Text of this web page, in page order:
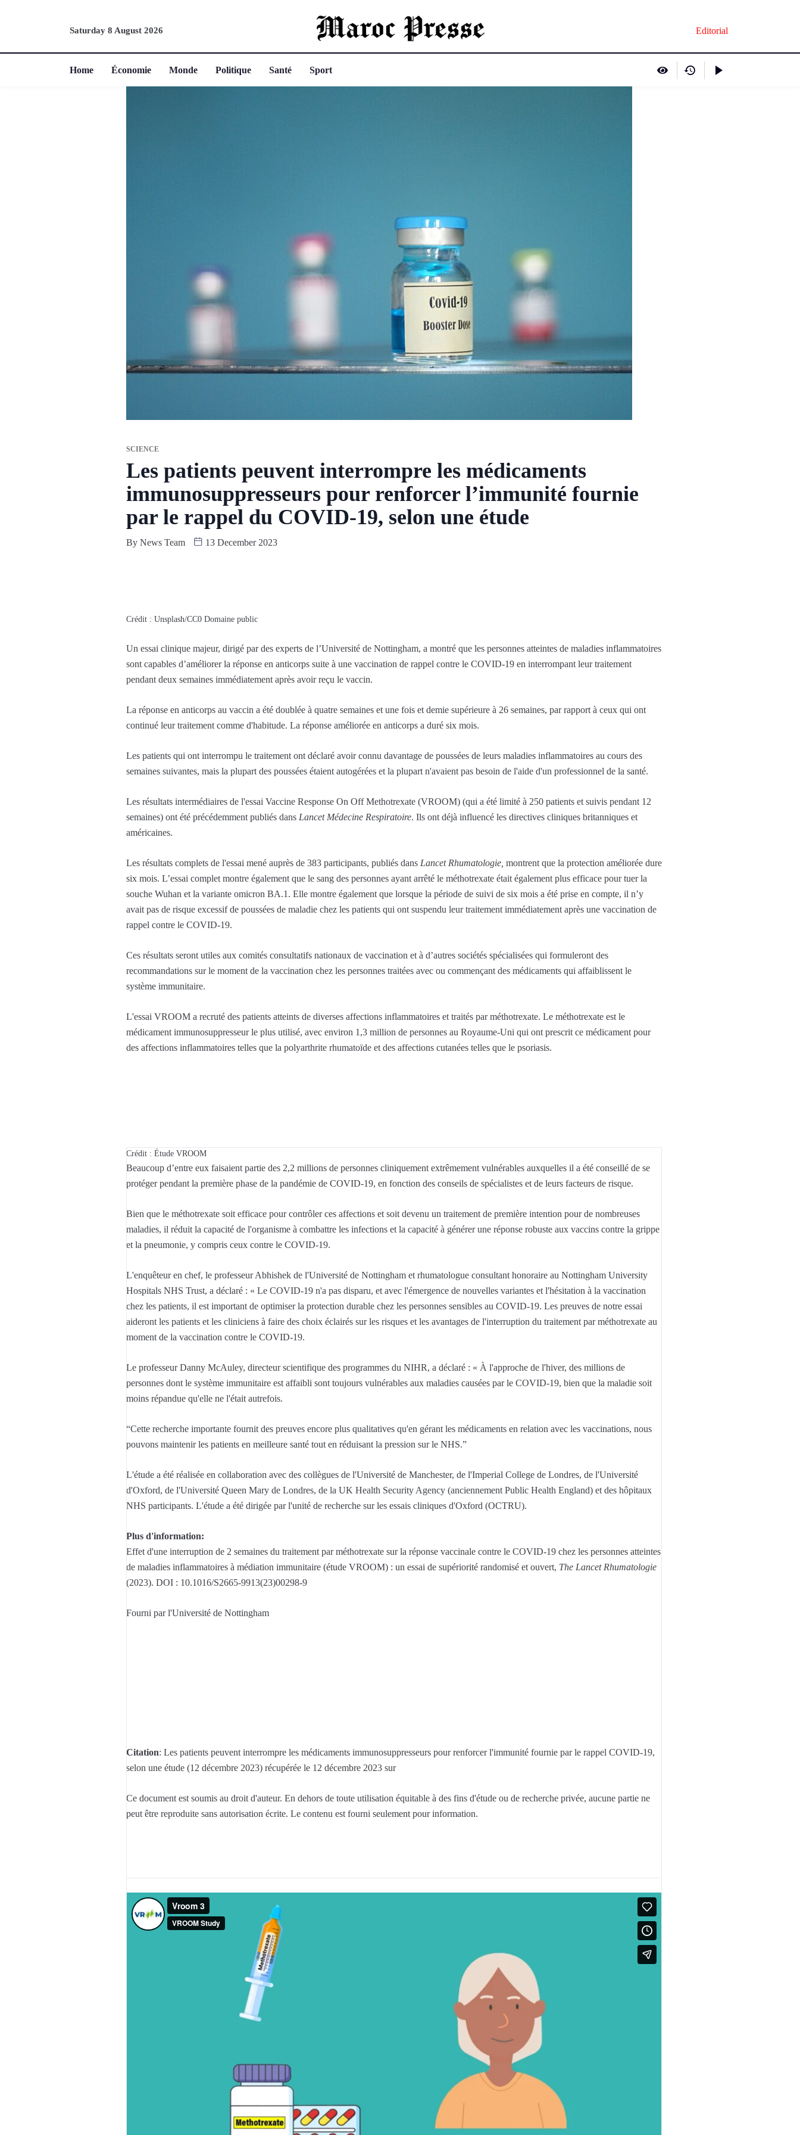
Saturday 8 August 2026 Editorial
Home Économie Monde Politique Santé Sport
SCIENCE
Les patients peuvent interrompre les médicaments
immunosuppresseurs pour renforcer l’immunité fournie
par le rappel du COVID-19, selon une étude
By News Team 13 December 2023
Crédit : Unsplash/CC0 Domaine public
Un essai clinique majeur, dirigé par des experts de l’Université de Nottingham, a montré que les personnes atteintes de maladies inflammatoires
sont capables d’améliorer la réponse en anticorps suite à une vaccination de rappel contre le COVID-19 en interrompant leur traitement
pendant deux semaines immédiatement après avoir reçu le vaccin.
La réponse en anticorps au vaccin a été doublée à quatre semaines et une fois et demie supérieure à 26 semaines, par rapport à ceux qui ont
continué leur traitement comme d'habitude. La réponse améliorée en anticorps a duré six mois.
Les patients qui ont interrompu le traitement ont déclaré avoir connu davantage de poussées de leurs maladies inflammatoires au cours des
semaines suivantes, mais la plupart des poussées étaient autogérées et la plupart n'avaient pas besoin de l'aide d'un professionnel de la santé.
Les résultats intermédiaires de l'essai Vaccine Response On Off Methotrexate (VROOM) (qui a été limité à 250 patients et suivis pendant 12
semaines) ont été précédemment publiés dans Lancet Médecine Respiratoire. Ils ont déjà influencé les directives cliniques britanniques et
américaines.
Les résultats complets de l'essai mené auprès de 383 participants, publiés dans Lancet Rhumatologie, montrent que la protection améliorée dure
six mois. L’essai complet montre également que le sang des personnes ayant arrêté le méthotrexate était également plus efficace pour tuer la
souche Wuhan et la variante omicron BA.1. Elle montre également que lorsque la période de suivi de six mois a été prise en compte, il n’y
avait pas de risque excessif de poussées de maladie chez les patients qui ont suspendu leur traitement immédiatement après une vaccination de
rappel contre le COVID-19.
Ces résultats seront utiles aux comités consultatifs nationaux de vaccination et à d’autres sociétés spécialisées qui formuleront des
recommandations sur le moment de la vaccination chez les personnes traitées avec ou commençant des médicaments qui affaiblissent le
système immunitaire.
L'essai VROOM a recruté des patients atteints de diverses affections inflammatoires et traités par méthotrexate. Le méthotrexate est le
médicament immunosuppresseur le plus utilisé, avec environ 1,3 million de personnes au Royaume-Uni qui ont prescrit ce médicament pour
des affections inflammatoires telles que la polyarthrite rhumatoïde et des affections cutanées telles que le psoriasis.
Crédit : Étude VROOM
Beaucoup d’entre eux faisaient partie des 2,2 millions de personnes cliniquement extrêmement vulnérables auxquelles il a été conseillé de se
protéger pendant la première phase de la pandémie de COVID-19, en fonction des conseils de spécialistes et de leurs facteurs de risque.
Bien que le méthotrexate soit efficace pour contrôler ces affections et soit devenu un traitement de première intention pour de nombreuses
maladies, il réduit la capacité de l'organisme à combattre les infections et la capacité à générer une réponse robuste aux vaccins contre la grippe
et la pneumonie, y compris ceux contre le COVID-19.
L'enquêteur en chef, le professeur Abhishek de l'Université de Nottingham et rhumatologue consultant honoraire au Nottingham University
Hospitals NHS Trust, a déclaré : « Le COVID-19 n'a pas disparu, et avec l'émergence de nouvelles variantes et l'hésitation à la vaccination
chez les patients, il est important de optimiser la protection durable chez les personnes sensibles au COVID-19. Les preuves de notre essai
aideront les patients et les cliniciens à faire des choix éclairés sur les risques et les avantages de l'interruption du traitement par méthotrexate au
moment de la vaccination contre le COVID-19.
Le professeur Danny McAuley, directeur scientifique des programmes du NIHR, a déclaré : « À l'approche de l'hiver, des millions de
personnes dont le système immunitaire est affaibli sont toujours vulnérables aux maladies causées par le COVID-19, bien que la maladie soit
moins répandue qu'elle ne l'était autrefois.
“Cette recherche importante fournit des preuves encore plus qualitatives qu'en gérant les médicaments en relation avec les vaccinations, nous
pouvons maintenir les patients en meilleure santé tout en réduisant la pression sur le NHS.”
L'étude a été réalisée en collaboration avec des collègues de l'Université de Manchester, de l'Imperial College de Londres, de l'Université
d'Oxford, de l'Université Queen Mary de Londres, de la UK Health Security Agency (anciennement Public Health England) et des hôpitaux
NHS participants. L'étude a été dirigée par l'unité de recherche sur les essais cliniques d'Oxford (OCTRU).
Plus d'information:
Effet d'une interruption de 2 semaines du traitement par méthotrexate sur la réponse vaccinale contre le COVID-19 chez les personnes atteintes
de maladies inflammatoires à médiation immunitaire (étude VROOM) : un essai de supériorité randomisé et ouvert, The Lancet Rhumatologie
(2023). DOI : 10.1016/S2665-9913(23)00298-9
Fourni par l'Université de Nottingham
Citation: Les patients peuvent interrompre les médicaments immunosuppresseurs pour renforcer l'immunité fournie par le rappel COVID-19,
selon une étude (12 décembre 2023) récupérée le 12 décembre 2023 sur
Ce document est soumis au droit d'auteur. En dehors de toute utilisation équitable à des fins d'étude ou de recherche privée, aucune partie ne
peut être reproduite sans autorisation écrite. Le contenu est fourni seulement pour information.
Share This:
fournie limmunité médicaments
pour